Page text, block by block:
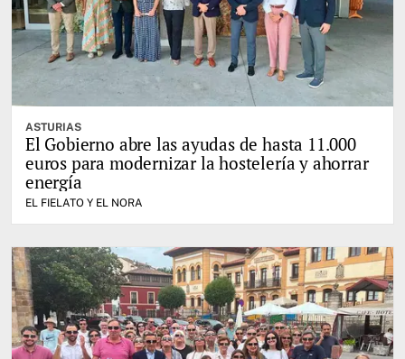
ASTURIAS
El Gobierno abre las ayudas de hasta 11.000
euros para modernizar la hostelería y ahorrar
energía
EL FIELATO Y EL NORA